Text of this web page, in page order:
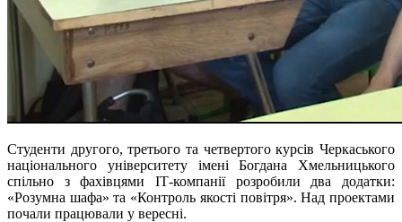
Студенти другого, третього та четвертого курсів Черкаського
національного університету імені Богдана Хмельницького
спільно з фахівцями ІТ-компанії розробили два додатки:
«Розумна шафа» та «Контроль якості повітря». Над проектами
почали працювали у вересні.